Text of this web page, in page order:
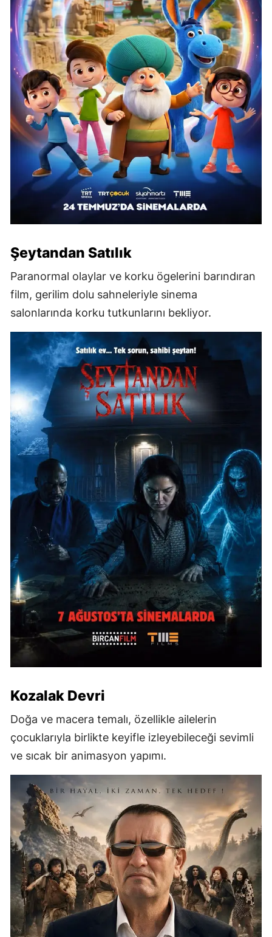
Şeytandan Satılık
Paranormal olaylar ve korku ögelerini barındıran
film, gerilim dolu sahneleriyle sinema
salonlarında korku tutkunlarını bekliyor.
Kozalak Devri
Doğa ve macera temalı, özellikle ailelerin
çocuklarıyla birlikte keyifle izleyebileceği sevimli
ve sıcak bir animasyon yapımı.